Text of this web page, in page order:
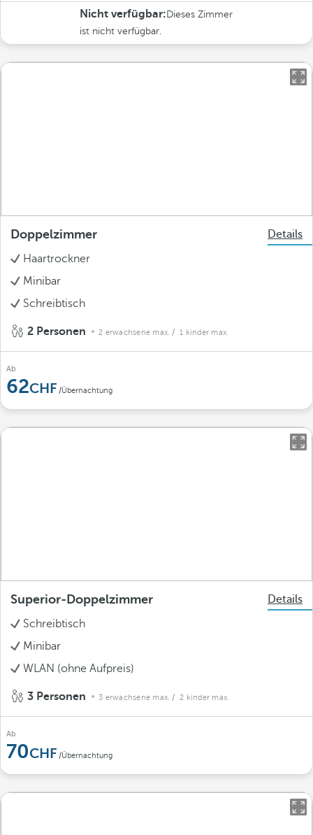
Nicht verfügbar: Dieses Zimmer
ist nicht verfügbar.
Doppelzimmer
Details
Haartrockner
Minibar
Schreibtisch
2 Personen 2 erwachsene max. / 1 kinder max.
Ab
62 /Übernachtung
Superior-Doppelzimmer
Details
Schreibtisch
Minibar
WLAN (ohne Aufpreis)
3 Personen 3 erwachsene max. / 2 kinder max.
Ab
70 /Übernachtung